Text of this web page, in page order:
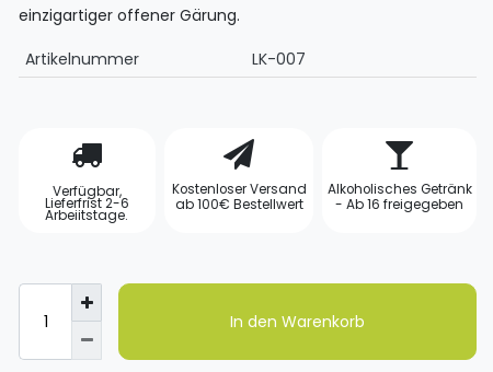
einzigartiger offener Gärung.
Artikelnummer
LK-007
Verfügbar,
Lieferfrist 2-6
Arbeiitstage.
Kostenloser Versand
ab 100€ Bestellwert
Alkoholisches Getränk
- Ab 16 freigegeben
In den Warenkorb